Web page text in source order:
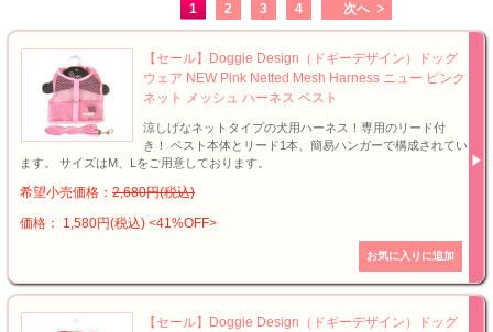
1 2 3 4 次へ
【セール】Doggie Design（ドギーデザイン）ドッグ
ウェア NEW Pink Netted Mesh Harness ニュー ピンク
ネット メッシュ ハーネス ベスト
涼しげなネットタイプの犬用ハーネス！専用のリード付
き！ ベスト本体とリード1本、簡易ハンガーで構成されてい
ます。 サイズはM、Lをご用意しております。
希望小売価格： 2,680円(税込)
価格： 1,580円(税込) <41%OFF>
【セール】Doggie Design（ドギーデザイン）ドッグ